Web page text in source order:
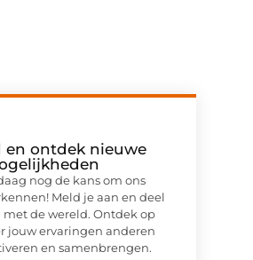
en ontdek nieuwe
nog de kans om ons
Meld je aan en deel
met de wereld. Ontdek op
jouw ervaringen anderen
en samenbrengen.